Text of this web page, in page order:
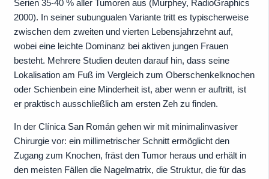
Serien 35-40 % aller Tumoren aus (Murphey, RadioGraphics
2000). In seiner subungualen Variante tritt es typischerweise
zwischen dem zweiten und vierten Lebensjahrzehnt auf,
wobei eine leichte Dominanz bei aktiven jungen Frauen
besteht. Mehrere Studien deuten darauf hin, dass seine
Lokalisation am Fuß im Vergleich zum Oberschenkelknochen
oder Schienbein eine Minderheit ist, aber wenn er auftritt, ist
er praktisch ausschließlich am ersten Zeh zu finden.
In der Clínica San Román gehen wir mit minimalinvasiver
Chirurgie vor: ein millimetrischer Schnitt ermöglicht den
Zugang zum Knochen, fräst den Tumor heraus und erhält in
den meisten Fällen die Nagelmatrix, die Struktur, die für das